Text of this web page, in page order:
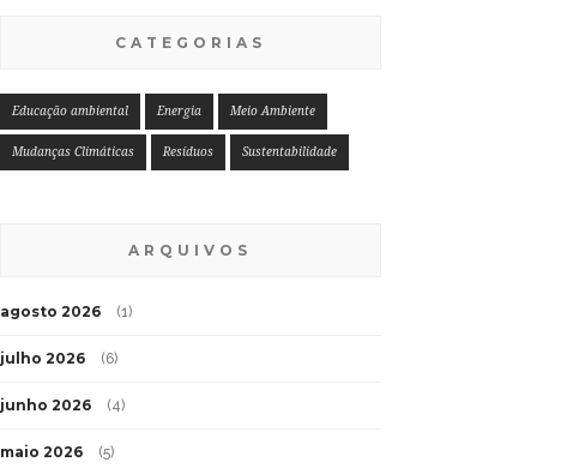
CATEGORIAS
Educação ambiental Energia Meio Ambiente
Mudanças Climáticas Resíduos Sustentabilidade
ARQUIVOS
agosto 2026 (1)
julho 2026 (6)
junho 2026 (4)
maio 2026 (5)